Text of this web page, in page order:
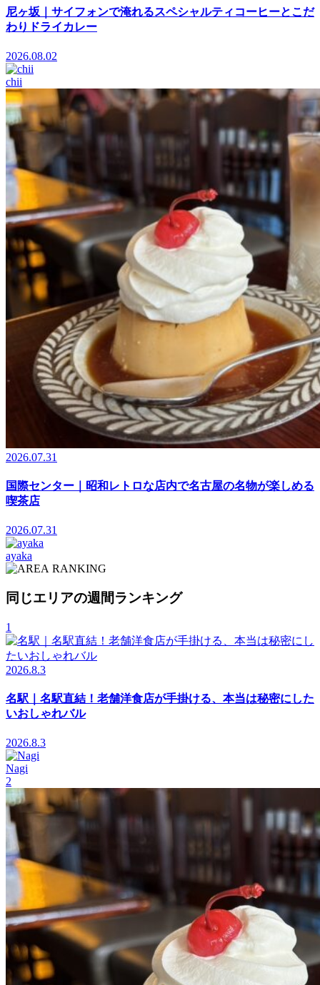
尼ヶ坂｜サイフォンで淹れるスペシャルティコーヒーとこだ
わりドライカレー
2026.08.02
chii
2026.07.31
国際センター｜昭和レトロな店内で名古屋の名物が楽しめる
喫茶店
2026.07.31
ayaka
RANKING
同じエリアの週間ランキング
1
2026.8.3
名駅｜名駅直結！老舗洋食店が手掛ける、本当は秘密にした
いおしゃれバル
2026.8.3
Nagi
2